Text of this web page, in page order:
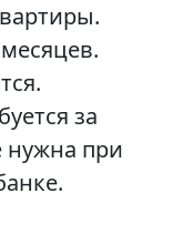
за
нужна при